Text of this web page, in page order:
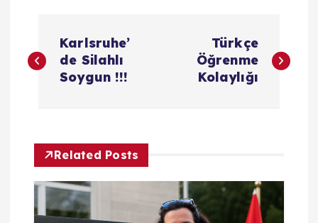
a
g
e
Karlsruhe’
de Silahlı
Soygun !!!
Türkçe
Öğrenme
Kolaylığı
Related Posts